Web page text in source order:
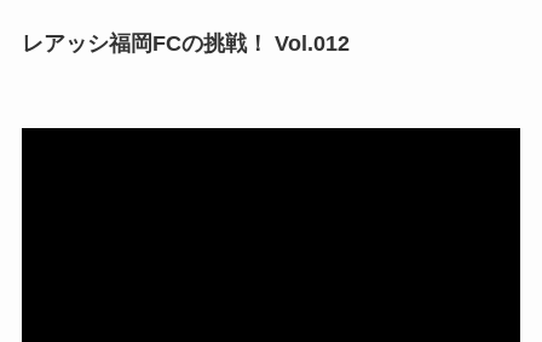
レアッシ福岡FCの挑戦！ Vol.012